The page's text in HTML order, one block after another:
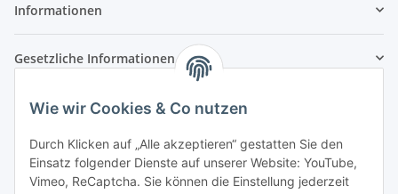
Wie wir Cookies & Co nutzen
Durch Klicken auf „Alle akzeptieren“ gestatten Sie den
Einsatz folgender Dienste auf unserer Website: YouTube,
Vimeo, ReCaptcha. Sie können die Einstellung jederzeit
Informationen
Gesetzliche Informationen
Zahlungsarten